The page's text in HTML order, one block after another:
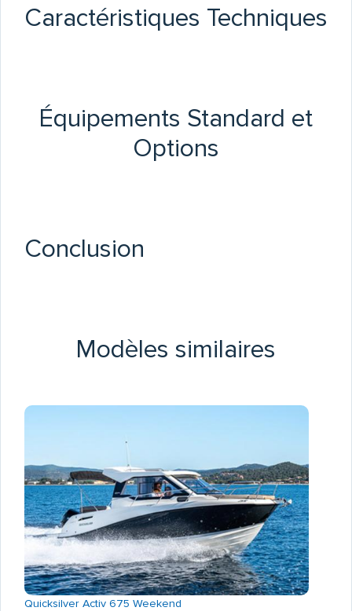
Caractéristiques Techniques
Équipements Standard et
Options
Conclusion
Modèles similaires
Quicksilver Activ 675 Weekend